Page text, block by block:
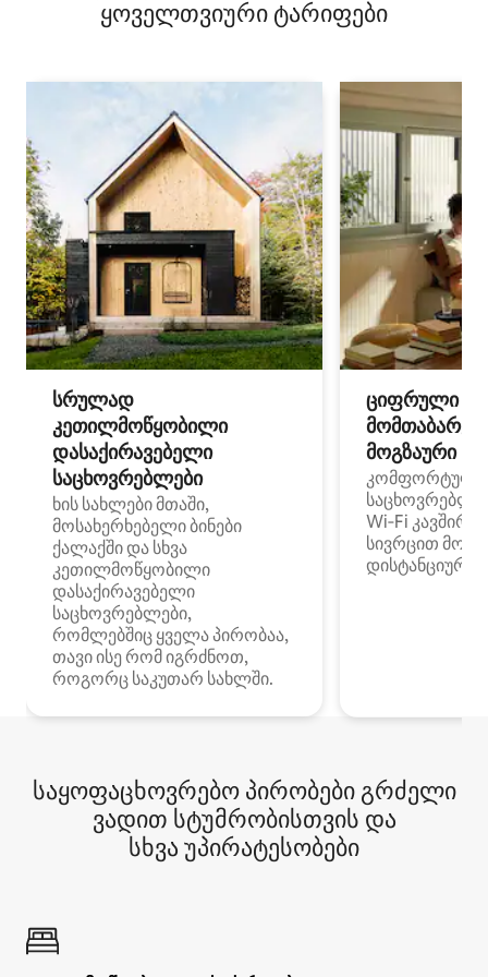
ყოველთვიური ტარიფები
სრულად
კეთილმოწყობილი
დასაქირავებელი
საცხოვრებლები
ხის სახლები მთაში,
მოსახერხებელი ბინები
ქალაქში და სხვა
კეთილმოწყობილი
დასაქირავებელი
საცხოვრებლები,
რომლებშიც ყველა პირობაა,
თავი ისე რომ იგრძნოთ,
როგორც საკუთარ სახლში.
ციფრული
მოგზაური
კომფორტული
Wi‑Fi
სივრცით
დისტანციური
საყოფაცხოვრებო პირობები გრძელი
ვადით სტუმრობისთვის და
სხვა უპირატესობები